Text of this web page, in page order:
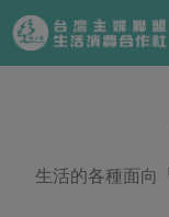
產品分類
一籃菜
食材
特別企畫
生活的各種面向